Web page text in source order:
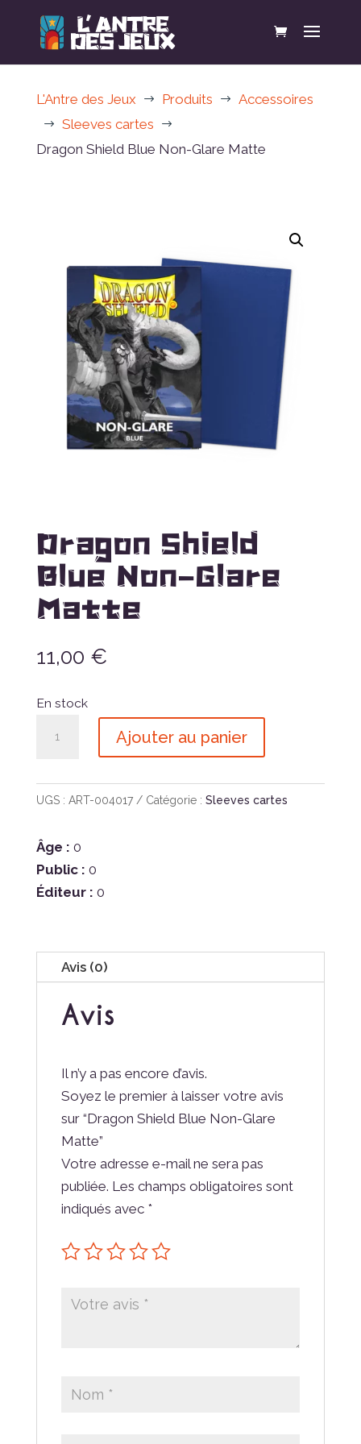
L'Antre des Jeux $ Produits $ Accessoires
$ Sleeves cartes $
Dragon Shield Blue Non-Glare Matte
Dragon Shield
Blue Non-Glare
Matte
11,00 €
En stock
Shield
Non-
Glare
Matte
Ajouter au panier
UGS : ART-004017 Catégorie : Sleeves cartes
Âge : 0
Public : 0
Éditeur : 0
Avis (0)
Avis
Il n’y a pas encore d’avis.
Soyez le premier à laisser votre avis
sur “Dragon Shield Blue Non-Glare
Matte”
Votre adresse e-mail ne sera pas
publiée. Les champs obligatoires sont
indiqués avec *